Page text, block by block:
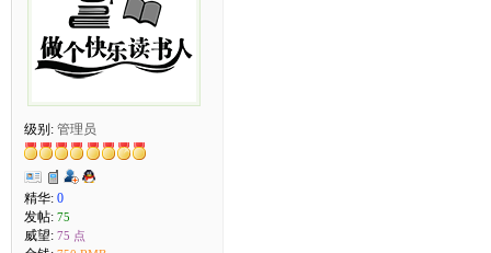
级别: 管理员
精华: 0
发帖: 75
威望: 75 点